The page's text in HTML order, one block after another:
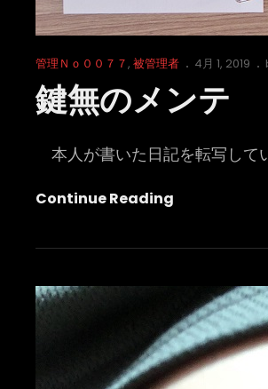
Cat
Links
管理Ｎｏ００７７, 被管理者
Posted
4月 1, 2019
鍵無のメンテ
本人が書いた日記を転写して
Continue Reading
の
テ